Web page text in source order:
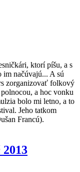
ktorí píšu, a s
im načúvajú... A sú
zorganizovať folkový
a hoc vonku
bolo mi letno, a to
Jeho tatkom
Francú).